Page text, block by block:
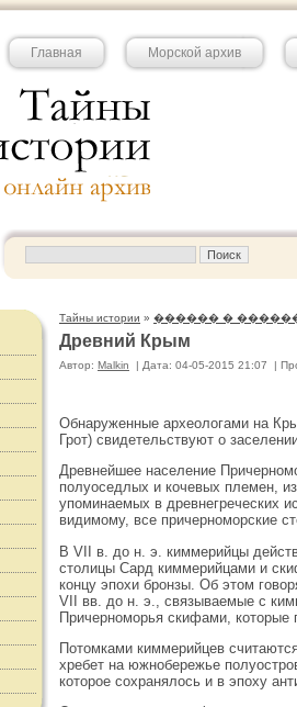
Главная Морской архив
Тайны истории » ������ �
Древний Крым
Автор: Malkin | Дата: 04-05-2015 21:07 |
Обнаруженные археологами на
Грот) свидетельствуют о
Древнейшее население
полуоседлых и кочевых племен,
упоминаемых в древнегреческих
видимому, все причерноморские
В VII в. до н. э. киммерийцы
столицы Сард киммерийцами и
концу эпохи бронзы. Об этом
VII вв. до н. э., связываемые с
Причерноморья скифами, которые
Потомками киммерийцев
хребет на южнобережье
которое сохранялось и в эпоху